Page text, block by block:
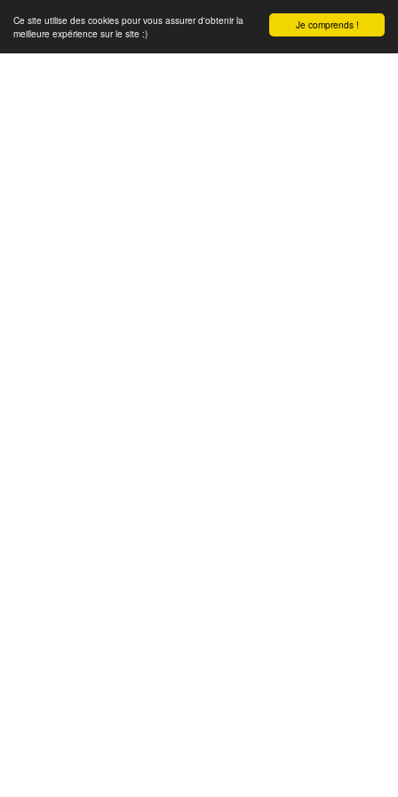
Je comprends !
Ce site utilise des cookies pour vous assurer d'obtenir la
meilleure expérience sur le site :)